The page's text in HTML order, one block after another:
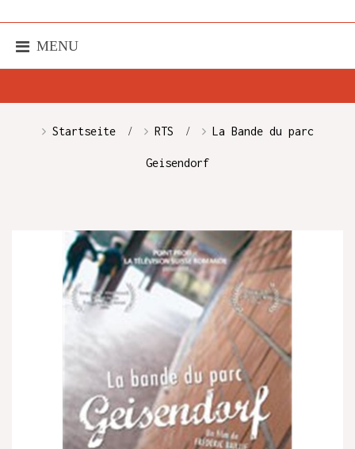
MENU
Startseite RTS La Bande du parc
Geisendorf